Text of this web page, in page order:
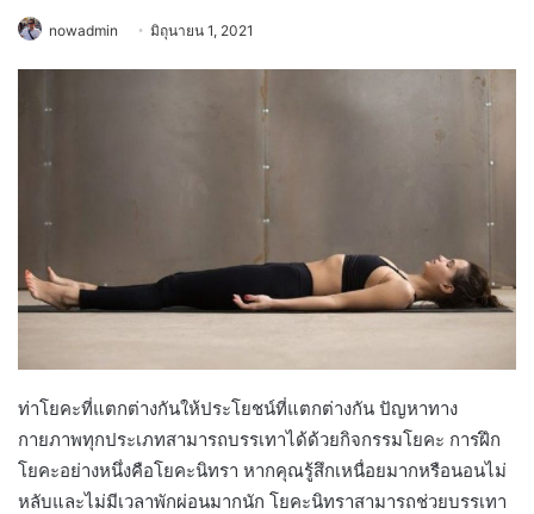
nowadmin มิถุนายน 1, 2021
ท่าโยคะที่แตกต่างกันให้ประโยชน์ที่แตกต่างกัน ปัญหาทาง
กายภาพทุกประเภทสามารถบรรเทาได้ด้วยกิจกรรมโยคะ การฝึก
โยคะอย่างหนึ่งคือโยคะนิทรา หากคุณรู้สึกเหนื่อยมากหรือนอนไม่
หลับและไม่มีเวลาพักผ่อนมากนัก โยคะนิทราสามารถช่วยบรรเทา